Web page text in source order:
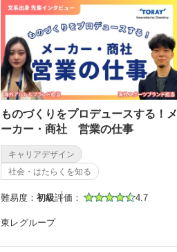
ものづくりをプロデュースする！メ
ーカー・商社 営業の仕事
キャリアデザイン
社会・はたらくを知る
難易度： 初級評価： 4.7
東レグループ